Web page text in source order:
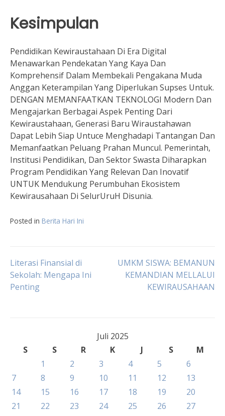
Kesimpulan
Pendidikan Kewiraustahaan Di Era Digital
Menawarkan Pendekatan Yang Kaya Dan
Komprehensif Dalam Membekali Pengakana Muda
Anggan Keterampilan Yang Diperlukan Supses Untuk.
DENGAN MEMANFAATKAN TEKNOLOGI Modern Dan
Mengajarkan Berbagai Aspek Penting Dari
Kewiraustahaan, Generasi Baru Wiraustahawan
Dapat Lebih Siap Untuce Menghadapi Tantangan Dan
Memanfaatkan Peluang Prahan Muncul. Pemerintah,
Institusi Pendidikan, Dan Sektor Swasta Diharapkan
Program Pendidikan Yang Relevan Dan Inovatif
UNTUK Mendukung Perumbuhan Ekosistem
Kewirausahaan Di SelurUruH Disunia.
Posted in Berita Hari Ini
Navigasi
pos
Literasi Finansial di
Sekolah: Mengapa Ini
Penting
UMKM SISWA: BEMANUN
KEMANDIAN MELLALUI
KEWIRAUSAHAAN
Juli 2025
S
S R K J S
M
1
2 3 4 5
6
7
8 9 10 11 12
13
14
15 16 17 18 19
20
21
22 23 24 25 26
27